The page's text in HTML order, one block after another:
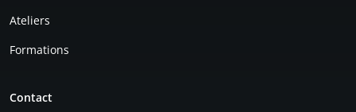
Ateliers
Formations
Contact